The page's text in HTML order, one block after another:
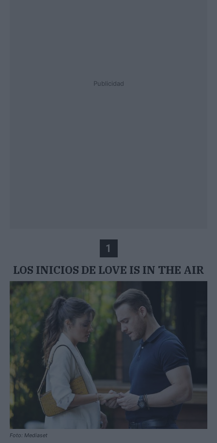
Publicidad
1
LOS INICIOS DE LOVE IS IN THE AIR
Foto: Mediaset